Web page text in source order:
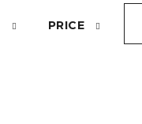
PRICE